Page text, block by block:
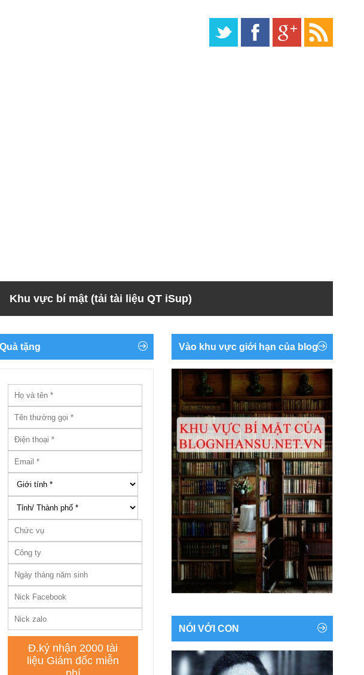
Khu vực bí mật (tải tài liệu QT iSup)
Quà tặng Vào khu vực giới hạn của blog
NÓI VỚI CON